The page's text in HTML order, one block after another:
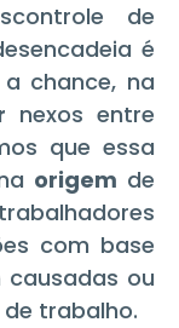
de
é
a chance, na
nexos entre
que essa
origem de
com base
ou
trabalho.